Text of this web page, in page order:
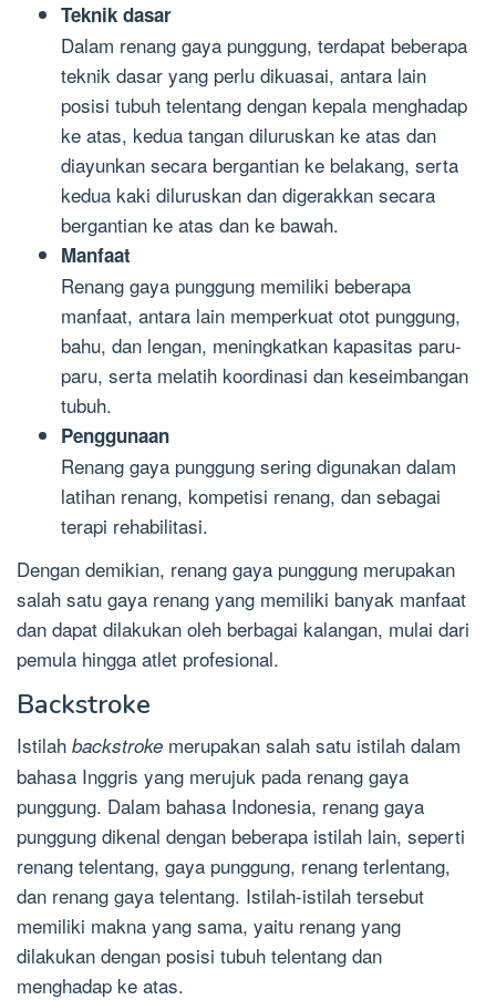
Teknik dasar
Dalam renang gaya punggung, terdapat beberapa
teknik dasar yang perlu dikuasai, antara lain
posisi tubuh telentang dengan kepala menghadap
ke atas, kedua tangan diluruskan ke atas dan
diayunkan secara bergantian ke belakang, serta
kedua kaki diluruskan dan digerakkan secara
bergantian ke atas dan ke bawah.
Manfaat
Renang gaya punggung memiliki beberapa
manfaat, antara lain memperkuat otot punggung,
bahu, dan lengan, meningkatkan kapasitas paru-
paru, serta melatih koordinasi dan keseimbangan
tubuh.
Penggunaan
Renang gaya punggung sering digunakan dalam
latihan renang, kompetisi renang, dan sebagai
terapi rehabilitasi.
Dengan demikian, renang gaya punggung merupakan
salah satu gaya renang yang memiliki banyak manfaat
dan dapat dilakukan oleh berbagai kalangan, mulai dari
pemula hingga atlet profesional.
Backstroke
Istilah backstroke merupakan salah satu istilah dalam
bahasa Inggris yang merujuk pada renang gaya
punggung. Dalam bahasa Indonesia, renang gaya
punggung dikenal dengan beberapa istilah lain, seperti
renang telentang, gaya punggung, renang terlentang,
dan renang gaya telentang. Istilah-istilah tersebut
memiliki makna yang sama, yaitu renang yang
dilakukan dengan posisi tubuh telentang dan
menghadap ke atas.